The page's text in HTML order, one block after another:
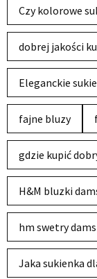
Czy kolorowe
dobrej jakości
Eleganckie
fajne bluzy
gdzie kupić
H&M bluzki
hm swetry
Jaka sukienka